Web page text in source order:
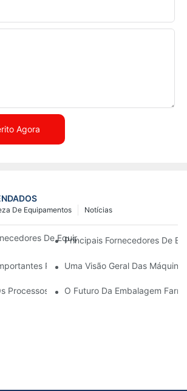
Agora
Notícias
De Equipamentos
De Equipamentos De Fabricação
Principais Fornecedores De
Para Atualizar Máquinas De
Uma Visão Geral Das
Processos De Produção Com Manutenção
O Futuro Da Embalagem